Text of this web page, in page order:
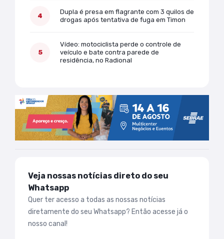
Dupla é presa em flagrante com 3 quilos de
drogas após tentativa de fuga em Timon
Vídeo: motociclista perde o controle de
veículo e bate contra parede de
residência, no Radional
Veja nossas notícias direto do seu
Whatsapp
Quer ter acesso a todas as nossas notícias
diretamente do seu Whatsapp? Então acesse já o
nosso canal!